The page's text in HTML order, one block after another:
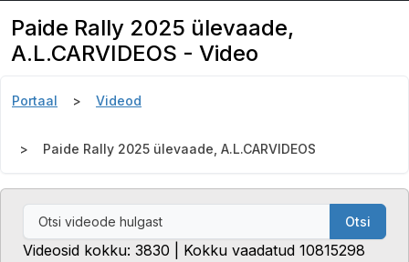
Paide Rally 2025 ülevaade,
A.L.CARVIDEOS - Video
Portaal Videod
Paide Rally 2025 ülevaade, A.L.CARVIDEOS
Otsi
Videosid kokku: 3830 | Kokku vaadatud 10815298